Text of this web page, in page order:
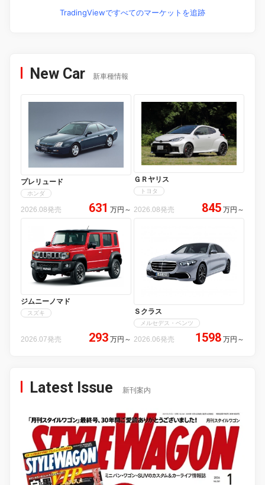
TradingViewですべてのマーケットを追跡
New Car 新車種情報
プレリュード
ホンダ
2026.08発売 631 万円 ～
ＧＲヤリス
トヨタ
2026.08発売 845 万円 ～
ジムニーノマド
スズキ
2026.07発売 293 万円 ～
Ｓクラス
メルセデス・ベンツ
2026.06発売 1598 万円 ～
Latest Issue 新刊案内